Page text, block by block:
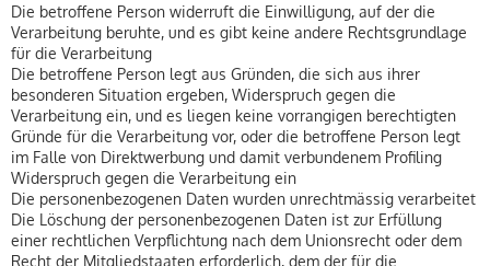
Die betroffene Person widerruft die Einwilligung, auf der die
Verarbeitung beruhte, und es gibt keine andere Rechtsgrundlage
für die Verarbeitung
Die betroffene Person legt aus Gründen, die sich aus ihrer
besonderen Situation ergeben, Widerspruch gegen die
Verarbeitung ein, und es liegen keine vorrangigen berechtigten
Gründe für die Verarbeitung vor, oder die betroffene Person legt
im Falle von Direktwerbung und damit verbundenem Profiling
Widerspruch gegen die Verarbeitung ein
Die personenbezogenen Daten wurden unrechtmässig verarbeitet
Die Löschung der personenbezogenen Daten ist zur Erfüllung
einer rechtlichen Verpflichtung nach dem Unionsrecht oder dem
Recht der Mitgliedstaaten erforderlich, dem der für die